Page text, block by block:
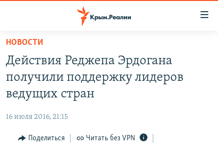
Вернуться
основному
содержанию
Вернутся
главной
Вернутся
СПЕЦПРОЕКТЫ
11 ЛЕТ ОККУПАЦИИ КРЫМА. 11 ИСТОРИЙ СОПРОТИВЛЕНИЯ
ВОДА
ЕЩЕ
ИНТЕРАКТИВ
РАДІО СВОБОДА
НОВОСТИ
Действия Реджепа Эрдогана
получили поддержку лидеров
ведущих стран
16 июля 2016, 21:15
Поделиться Читать без VPN